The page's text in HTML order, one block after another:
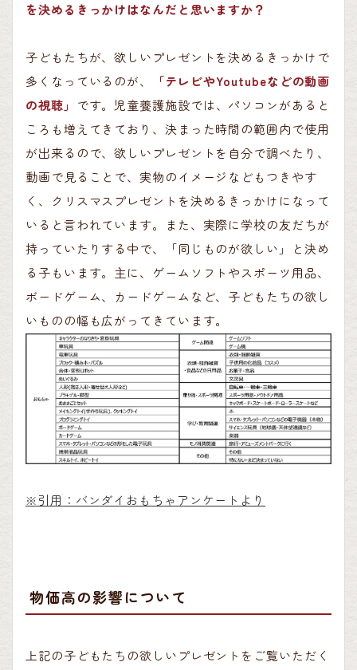
を決めるきっかけはなんだと思いますか？
子どもたちが、欲しいプレゼントを決めるきっかけで
多くなっているのが、
「テレビやYoutubeなどの動画
の視聴」
です。児童養護施設では、パソコンがあると
ころも増えてきており、決まった時間の範囲内で使用
が出来るので、欲しいプレゼントを自分で調べたり、
動画で見ることで、実物のイメージなどもつきやす
く、クリスマスプレゼントを決めるきっかけになって
いると言われています。また、実際に学校の友だちが
持っていたりする中で、「同じものが欲しい」と決め
る子もいます。主に、ゲームソフトやスポーツ用品、
ボードゲーム、カードゲームなど、子どもたちの欲し
いものの幅も広がってきています。
※引用：バンダイおもちゃアンケートより
物価高の影響について
上記の子どもたちの欲しいプレゼントをご覧いただく